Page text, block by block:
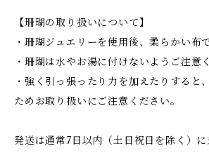
【珊瑚の取り扱いについて】
・珊瑚ジュエリーを使用後、柔らかい布
・珊瑚は水やお湯に付けないようご注意
・強く引っ張ったり力を加えたりすると
ためお取り扱いにご注意ください。
発送は通常7日以内（土日祝日を除く）